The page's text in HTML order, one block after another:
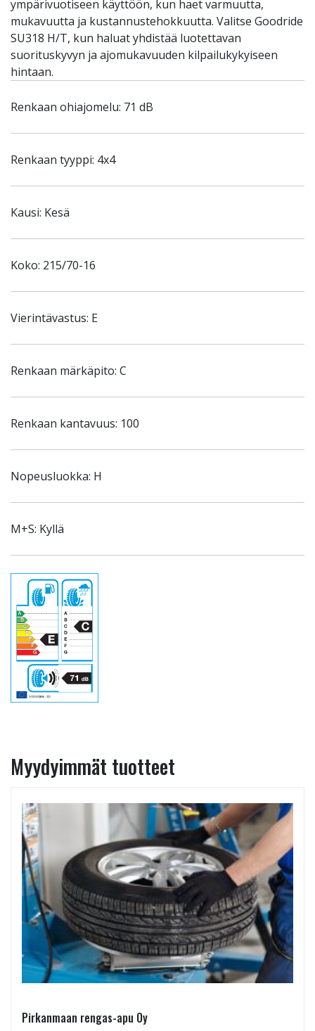
ympärivuotiseen käyttöön, kun haet varmuutta,
mukavuutta ja kustannustehokkuutta. Valitse Goodride
SU318 H/T, kun haluat yhdistää luotettavan
suorituskyvyn ja ajomukavuuden kilpailukykyiseen
hintaan.
Renkaan ohiajomelu: 71 dB
Renkaan tyyppi: 4x4
Kausi: Kesä
Koko: 215/70-16
Vierintävastus: E
Renkaan märkäpito: C
Renkaan kantavuus: 100
Nopeusluokka: H
M+S: Kyllä
Myydyimmät tuotteet
Pirkanmaan rengas-apu Oy